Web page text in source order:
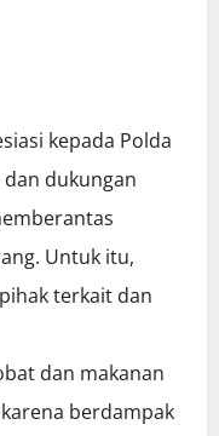
kepada Polda
dukungan
Untuk itu,
terkait dan
dan makanan
berdampak